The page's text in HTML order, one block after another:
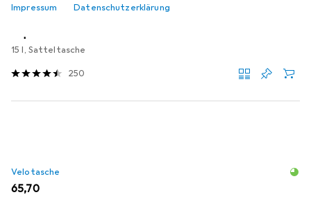
Impressum Datenschutzerklärung
Velotasche
Topeak
15 l, Satteltasche
250
Velotasche
EUR
65,70